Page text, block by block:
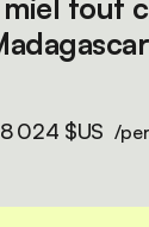
miel tout
024 $US /